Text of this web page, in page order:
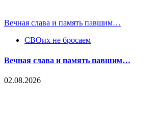
Вечная слава и память павшим…
СВОих не бросаем
Вечная слава и память павшим…
02.08.2026